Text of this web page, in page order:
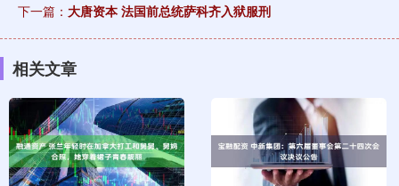
下一篇： 大唐资本 法国前总统萨科齐入狱服刑
相关文章